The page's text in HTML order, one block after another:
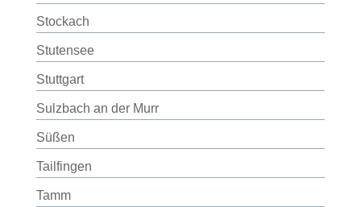
Stockach
Stutensee
Stuttgart
Sulzbach an der Murr
Süßen
Tailfingen
Tamm